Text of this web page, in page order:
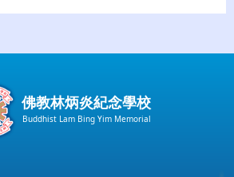
佛教林炳炎紀念學校
Buddhist Lam Bing Yim Memorial